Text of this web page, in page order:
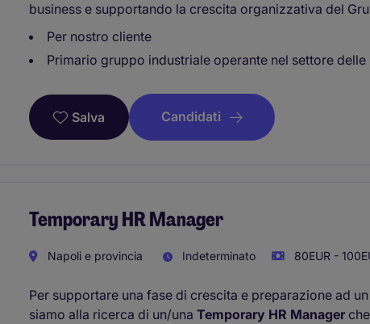
business e supportando la crescita organizzativa del
Per nostro cliente
Primario gruppo industriale operante nel settore
Salva Candidati
Temporary HR Manager
Napoli e provincia Indeterminato 80EUR -
Per supportare una fase di crescita e preparazione ad
siamo alla ricerca di un/una Temporary HR Manager